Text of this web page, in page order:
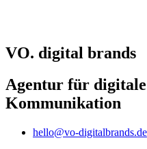
VO. digital brands
Agentur für
Kommunikation
hello@vo-digitalbrands.de